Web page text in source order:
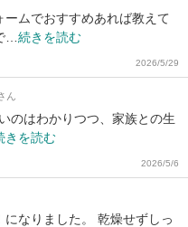
ームでおすすめあれば教えて
… 続きを読む
2026/5/29
ん
のはわかりつつ、家族との生
きを読む
2026/5/6
なりました。 乾燥せずしっ